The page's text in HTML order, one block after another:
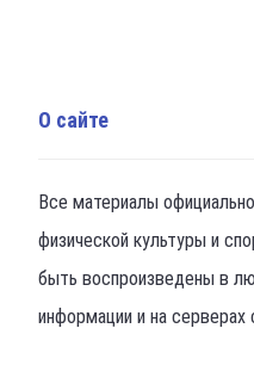
О сайте
Все материалы
физической культуры и
быть воспроизведены в
информации и на серверах